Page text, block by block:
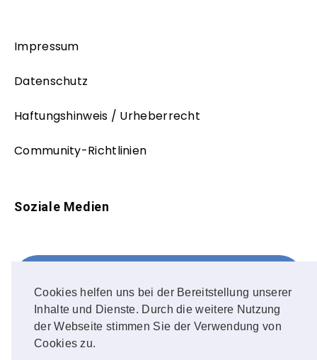
Cookies helfen uns bei der Bereitstellung unserer
Inhalte und Dienste. Durch die weitere Nutzung
der Webseite stimmen Sie der Verwendung von
Cookies zu.
Impressum
Datenschutz
Haftungshinweis / Urheberrecht
Community-Richtlinien
Soziale Medien
FOLLOW ME!
Instagram
OUR PHOTOS!